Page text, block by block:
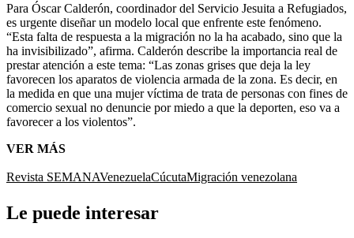
Para Óscar Calderón, coordinador del Servicio Jesuita a Refugiados,
es urgente diseñar un modelo local que enfrente este fenómeno.
“Esta falta de respuesta a la migración no la ha acabado, sino que la
ha invisibilizado”, afirma. Calderón describe la importancia real de
prestar atención a este tema: “Las zonas grises que deja la ley
favorecen los aparatos de violencia armada de la zona. Es decir, en
la medida en que una mujer víctima de trata de personas con fines de
comercio sexual no denuncie por miedo a que la deporten, eso va a
favorecer a los violentos”.
VER MÁS
Revista SEMANAVenezuelaCúcutaMigración venezolana
Le puede interesar